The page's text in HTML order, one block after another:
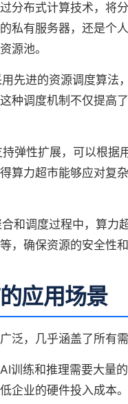
分布式计算技术，将
私有服务器，还是个
源池。
先进的资源调度算法
种调度机制不仅提高
持弹性扩展，可以根据
算力超市能够应对复
合和调度过程中，算力
，确保资源的安全性和
应用场景
泛，几乎涵盖了所有
训练和推理需要大量
企业的硬件投入成本。